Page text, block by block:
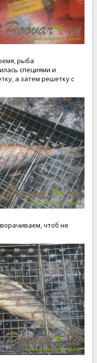
рыба
специями и
а затем решетку с
чтоб не